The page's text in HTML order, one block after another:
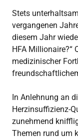
Stets
vergangenen
diesem Jahr
HFA Millionaire?“
medizinischer
In Anlehnung an
Herzinsuffizienz-
zunehmend
Themen rund um